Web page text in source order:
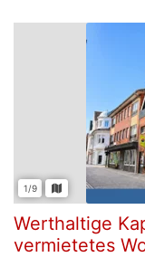
1/9
Werthaltige
vermietetes